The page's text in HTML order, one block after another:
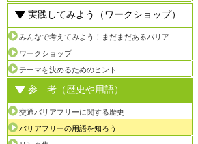
実践してみよう（ワークショップ）
みんなで考えてみよう！まだまだあるバリア
ワークショップ
テーマを決めるためのヒント
参 考（歴史や用語）
交通バリアフリーに関する歴史
バリアフリーの用語を知ろう